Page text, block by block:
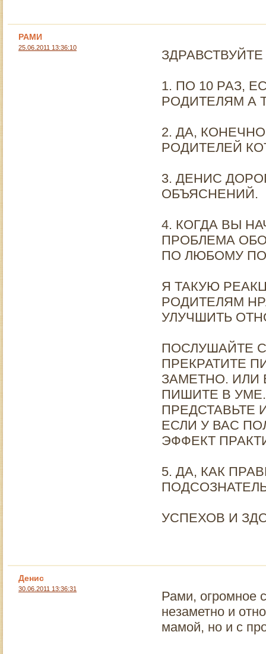
РАМИ
25.06.2011 13:36:10
1. ПО 10 РАЗ,
РОДИТЕЛЯМ А
2. ДА,
РОДИТЕЛЕЙ
3. ДЕНИС
ОБЪЯСНЕНИЙ.
4. КОГДА ВЫ
ПРОБЛЕМА
ПО ЛЮБОМУ
Я ТАКУЮ
РОДИТЕЛЯМ
УЛУЧШИТЬ
ПОСЛУШАЙТЕ
ПРЕКРАТИТЕ
ЗАМЕТНО. ИЛИ
ПИШИТЕ В УМЕ.
ПРЕДСТАВЬТЕ
ЕСЛИ У ВАС
ЭФФЕКТ
5. ДА, КАК
УСПЕХОВ И
Денис
30.06.2011 13:36:31
Рами, огромное
незаметно и
мамой, но и с